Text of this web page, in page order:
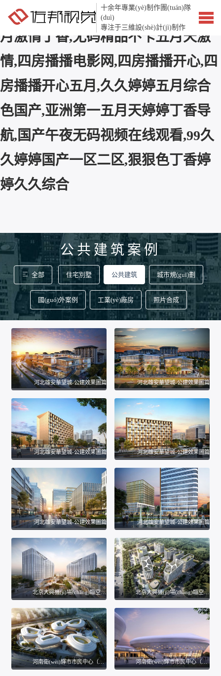
四房播播丁香开心婷婷伊人,狠狠五
月激情丁香,无码精品不卡五月天激
情,四房播播电影网,四房播播开心,四
房播播开心五月,久久婷婷五月综合
色国产,亚洲第一五月天婷婷丁香导
航,国产午夜无码视频在线观看,99久
久婷婷国产一区二区,狠狠色丁香婷
婷久久综合
十余年專業(yè)制作團(tuán)隊
(duì)
專注于三維設(shè)計(jì)制作
公共建筑案例
全部 住宅別墅 公共建筑 城市規(guī)劃
國(guó)外案例 工業(yè)廠房 照片合成
河北雄安華望城-公建效果圖篇 河北雄安華望城-公建效果圖篇
河北雄安華望城-公建效果圖篇 河北雄安華望城-公建效果圖篇
河北雄安華望城-公建效果圖篇 河北雄安華望城-公建效果圖篇
北京大興機(jī)場(chǎng)臨空區(qū)國(guó)際航空總部項(xiàng)目效果圖案例 北京大興機(jī)場(chǎng)臨空區(qū)國(guó)際航空總部項(xiàng)目效果圖案例
河南衛(wèi)輝市市民中心（五館三中心）設(shè)計(jì)項(xiàng)目 河南衛(wèi)輝市市民中心（五館三中心）設(shè)計(jì)項(xiàng)目